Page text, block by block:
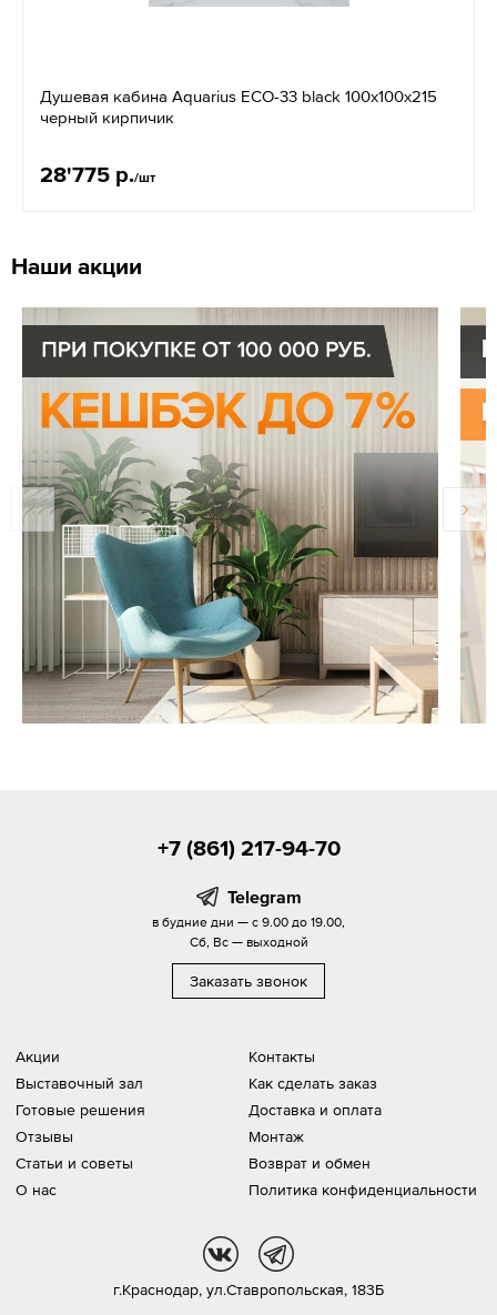
Душевая кабина Aquarius ЕСО-33 black 100x100x215
черный кирпичик
28'775 р./шт
Наши акции
Акции
Выставочный зал
Готовые решения
Отзывы
Статьи и советы
О нас
Контакты
Как сделать заказ
Доставка и оплата
Монтаж
Возврат и обмен
Политика конфиденциальности
+7 (861) 217-94-70
Telegram
в будние дни — с 9.00 до 19.00,
Сб, Вс — выходной
Заказать звонок
г.Краснодар, ул.Ставропольская, 183Б
vk